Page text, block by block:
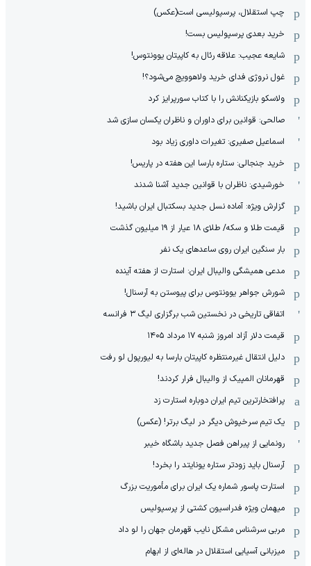
چپ استقلال، پرسپولیسی است(عکس)
خرید بعدی پرسپولیس بست!
شایعه عجیب: علاقه رئال به کاپیتان یوونتوس!
غول نروژی فدای خرید ولاهوویچ می‌شود؟!
ولاسکو بازیکنانش را با کتاب سورپرایز کرد
صالحی: قوانین برای داوران و ناظران یکسان سازی شد
اسماعیل صفیری: تغیرات داوری زیاد بود
خرید جنجالی: ستاره بارسا این هفته در پاریس!
خورشیدی: ناظران با قوانین جدید آشنا شدند
گزارش ویژه‌: آماده نسل جدید بسکتبال ایران باشید!
قیمت طلا و سکه/ طلای ۱۸ عیار از ۱۹ میلیون گذشت
بار سنگین ایران روی ساعدهای یک نفر
مدعی همیشگی والیبال ایران: استارت از هفته آینده
شورش جواهر یوونتوس برای پیوستن به آرسنال!
اتفاقی تاریخی در نخستین شب برگزاری لیگ ۳ فرانسه
قیمت دلار آزاد امروز شنبه ۱۷ مرداد ۱۴۰۵
دلیل انتقال غیرمنتظره کاپیتان بارسا به لیورپول لو رفت
قهرمانان المپیک از والیبال فرار کردند!
پرافتخارترین تیم ایران دوباره استارت زد
یک تیم سرخپوش دیگر در لیگ برتر! (عکس)
رونمایی از پیراهن فصل جدید باشگاه خیبر
آرسنال باید زودتر ستاره یونایتد را بخرد!
استارت پاسور شماره یک ایران برای مأموریت بزرگ
میهمان ویژه فدراسیون کشتی از پرسپولیس
مربی سرشناس مشکل نایب قهرمان جهان را لو داد
میزبانی آسیایی استقلال در هاله‌ای از ابهام